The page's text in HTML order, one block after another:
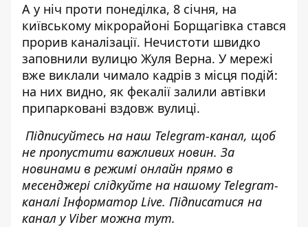
А у ніч проти понеділка, 8 січня, на
київському мікрорайоні Борщагівка стався
прорив каналізації. Нечистоти швидко
заповнили вулицю Жуля Верна. У мережі
вже виклали чимало кадрів з місця подій:
на них видно, як фекалії залили автівки
припарковані вздовж вулиці.
Підписуйтесь на наш Telegram-канал, щоб
не пропустити важливих новин. За
новинами в режимі онлайн прямо в
месенджері слідкуйте на нашому Telegram-
каналіІнформатор Live. Підписатися на
канал у Viber можна тут.